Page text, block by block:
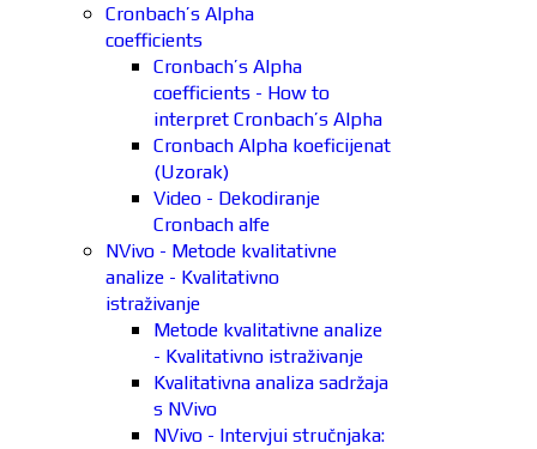
Cronbach’s Alpha
coefficients
Cronbach’s Alpha
coefficients - How to
interpret Cronbach’s Alpha
Cronbach Alpha koeficijenat
(Uzorak)
Video - Dekodiranje
Cronbach alfe
NVivo - Metode kvalitativne
analize - Kvalitativno
istraživanje
Metode kvalitativne analize
- Kvalitativno istraživanje
Kvalitativna analiza sadržaja
s NVivo
NVivo - Intervjui stručnjaka: